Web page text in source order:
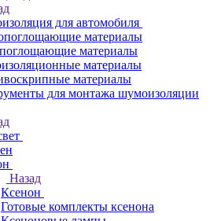
для автомобиля
материалы
материалы
материалы
материалы
для монтажа шумоизоляции
Назад
Ксенон
Готовые комплекты ксенона